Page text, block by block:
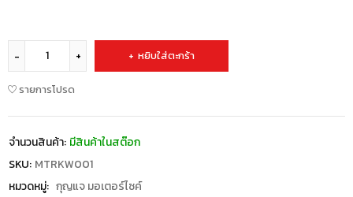
หยิบใส่ตะกร้า
รายการโปรด
จำนวนสินค้า: มีสินค้าในสต๊อก
SKU: MTRKW001
หมวดหมู่: กุญแจ มอเตอร์ไซค์